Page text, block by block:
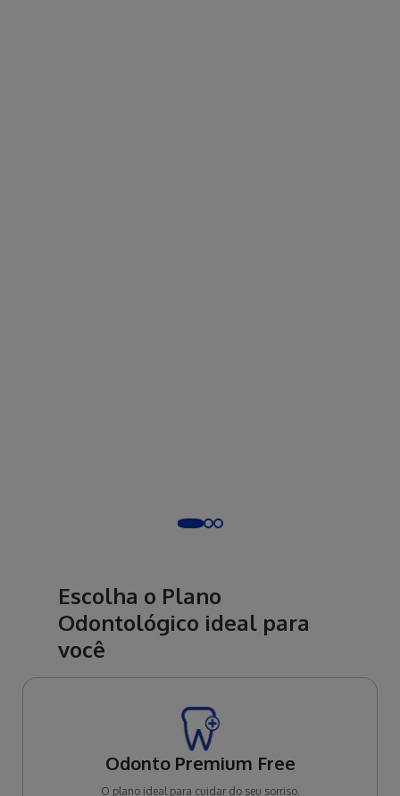
Escolha o Plano
Odontológico ideal para
você
Odonto Premium Free
O plano ideal para cuidar do seu sorriso.